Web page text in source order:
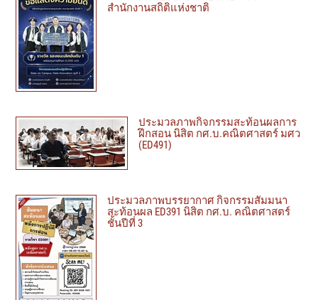
สำนักงานสถิติแห่งชาติ
ประมวลภาพกิจกรรมสะท้อนผลการ
ฝึกสอน นิสิต กศ.บ.คณิตศาสตร์ มศว
(ED491)
ประมวลภาพบรรยากาศ กิจกรรมสัมมนา
สะท้อนผล ED391 นิสิต กศ.บ. คณิตศาสตร์
ชั้นปีที่ 3